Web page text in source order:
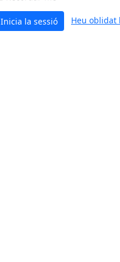
Inicia la sessió Heu oblidat